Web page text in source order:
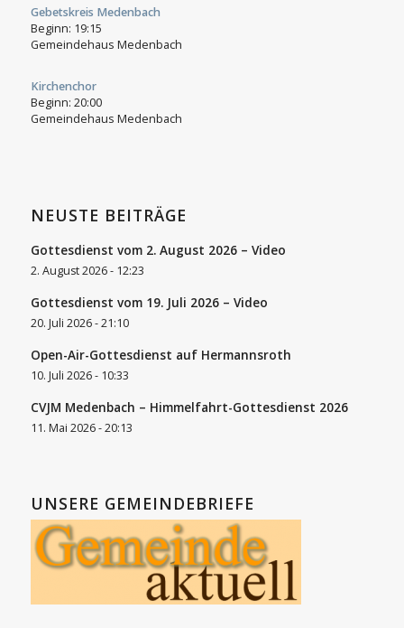
Gebetskreis Medenbach
Beginn: 19:15
Gemeindehaus Medenbach
Kirchenchor
Beginn: 20:00
Gemeindehaus Medenbach
NEUSTE BEITRÄGE
Gottesdienst vom 2. August 2026 – Video
2. August 2026 - 12:23
Gottesdienst vom 19. Juli 2026 – Video
20. Juli 2026 - 21:10
Open-Air-Gottesdienst auf Hermannsroth
10. Juli 2026 - 10:33
CVJM Medenbach – Himmelfahrt-Gottesdienst 2026
11. Mai 2026 - 20:13
UNSERE GEMEINDEBRIEFE